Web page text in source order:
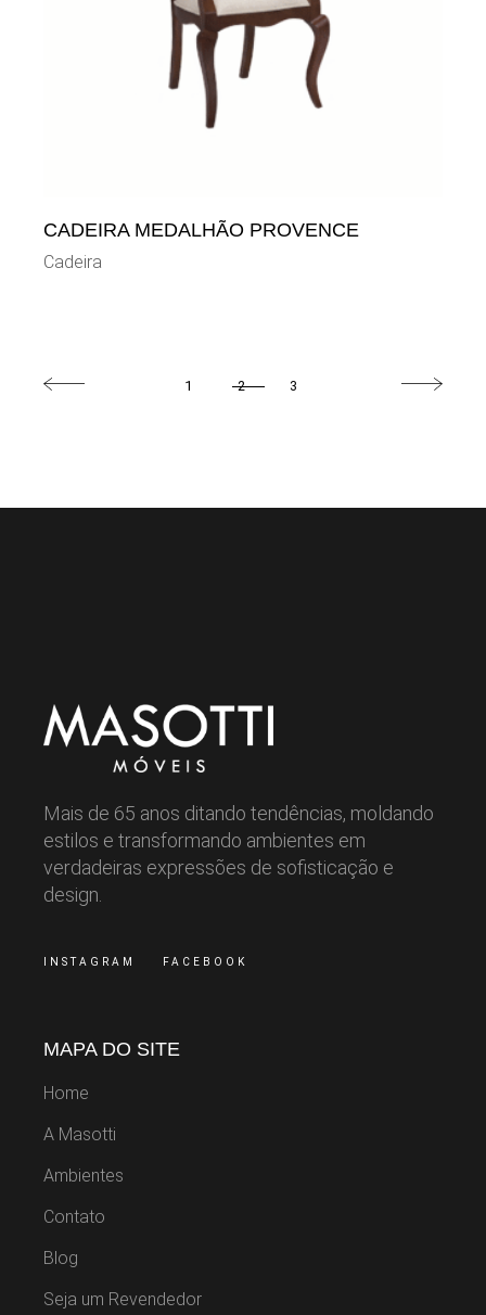
CADEIRA MEDALHÃO PROVENCE
Cadeira
1 2 3
Mais de 65 anos ditando tendências, moldando
estilos e transformando ambientes em
verdadeiras expressões de sofisticação e
design.
INSTAGRAM FACEBOOK
MAPA DO SITE
Home
A Masotti
Ambientes
Contato
Blog
Seja um Revendedor